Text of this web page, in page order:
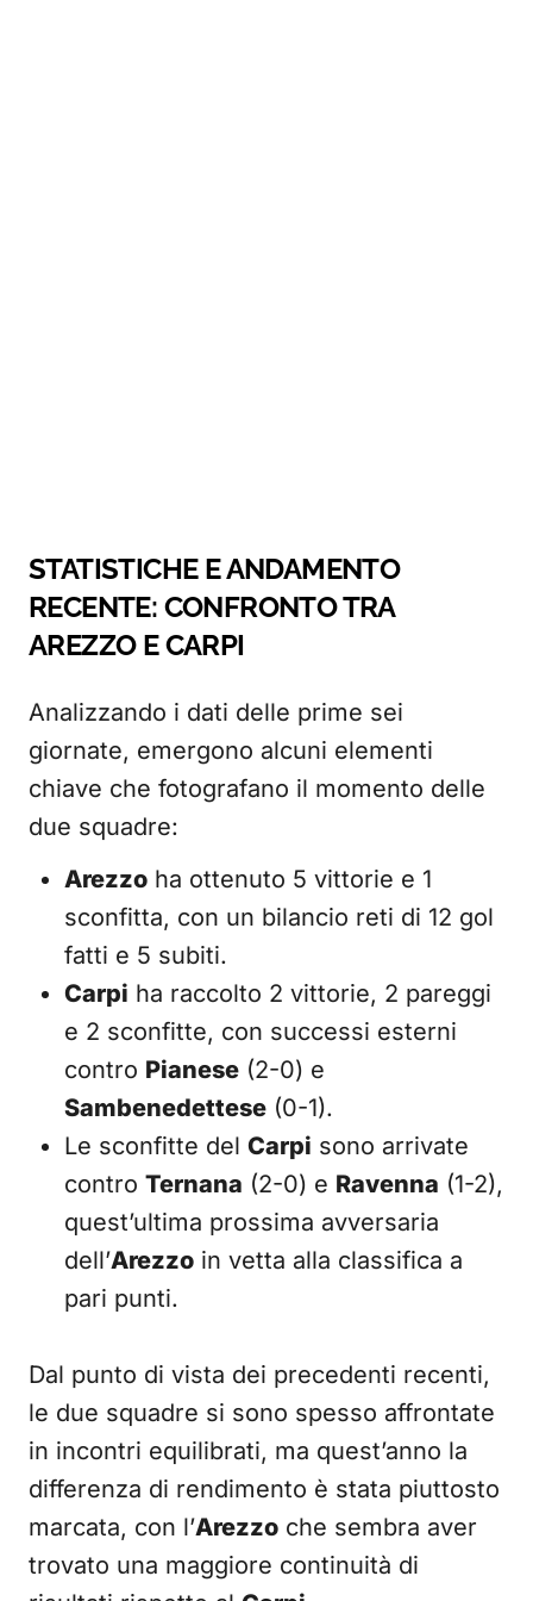
STATISTICHE E ANDAMENTO
RECENTE: CONFRONTO TRA
AREZZO E CARPI
Analizzando i dati delle prime sei
giornate, emergono alcuni elementi
chiave che fotografano il momento delle
due squadre:
Arezzo ha ottenuto 5 vittorie e 1
sconfitta, con un bilancio reti di 12 gol
fatti e 5 subiti.
Carpi ha raccolto 2 vittorie, 2 pareggi
e 2 sconfitte, con successi esterni
contro Pianese (2-0) e
Sambenedettese (0-1).
Le sconfitte del Carpi sono arrivate
contro Ternana (2-0) e Ravenna (1-2),
quest’ultima prossima avversaria
dell’Arezzo in vetta alla classifica a
pari punti.
Dal punto di vista dei precedenti recenti,
le due squadre si sono spesso affrontate
in incontri equilibrati, ma quest’anno la
differenza di rendimento è stata piuttosto
marcata, con l’Arezzo che sembra aver
trovato una maggiore continuità di